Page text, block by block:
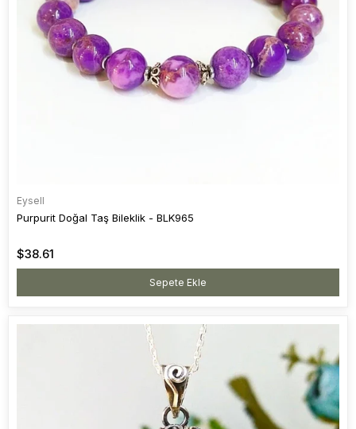
Eysell
Purpurit Doğal Taş Bileklik - BLK965
$38.61
Sepete Ekle